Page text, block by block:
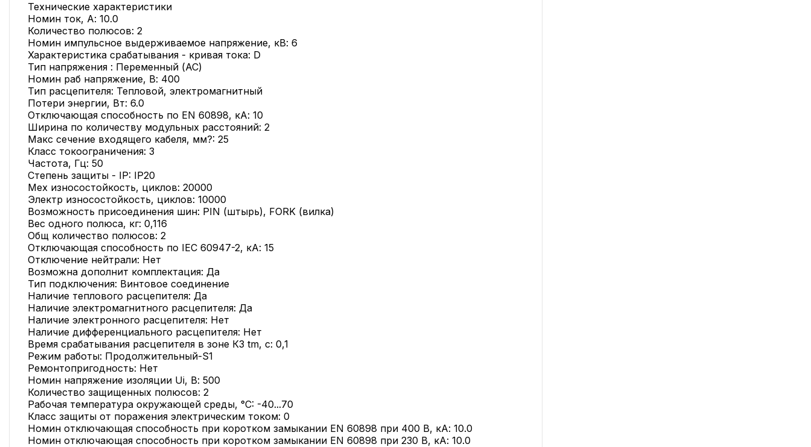
Технические характеристики
Номин ток, А: 10.0
Количество полюсов: 2
Номин импульсное выдерживаемое напряжение, кВ: 6
Характеристика срабатывания - кривая тока: D
Тип напряжения : Переменный (AC)
Номин раб напряжение, В: 400
Тип расцепителя: Тепловой, электромагнитный
Потери энергии, Вт: 6.0
Отключающая способность по EN 60898, кА: 10
Ширина по количеству модульных расстояний: 2
Макс сечение входящего кабеля, мм?: 25
Класс токоограничения: 3
Частота, Гц: 50
Степень защиты - IP: IP20
Мех износостойкость, циклов: 20000
Электр износостойкость, циклов: 10000
Возможность присоединения шин: PIN (штырь), FORK (вилка)
Вес одного полюса, кг: 0,116
Общ количество полюсов: 2
Отключающая способность по IEC 60947-2, кА: 15
Отключение нейтрали: Нет
Возможна дополнит комплектация: Да
Тип подключения: Винтовое соединение
Наличие теплового расцепителя: Да
Наличие электромагнитного расцепителя: Да
Наличие электронного расцепителя: Нет
Наличие дифференциального расцепителя: Нет
Время срабатывания расцепителя в зоне КЗ tm, с: 0,1
Режим работы: Продолжительный-S1
Ремонтопригодность: Нет
Номин напряжение изоляции Ui, В: 500
Количество защищенных полюсов: 2
Рабочая температура окружающей среды, °C: -40...70
Класс защиты от поражения электрическим током: 0
Номин отключающая способность при коротком замыкании EN 60898 при 400 В, кА: 10.0
Номин отключающая способность при коротком замыкании EN 60898 при 230 В, кА: 10.0